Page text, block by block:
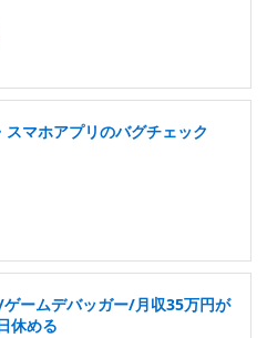
マホアプリのバグチェック
ームデバッガー/月収35万円が
休める